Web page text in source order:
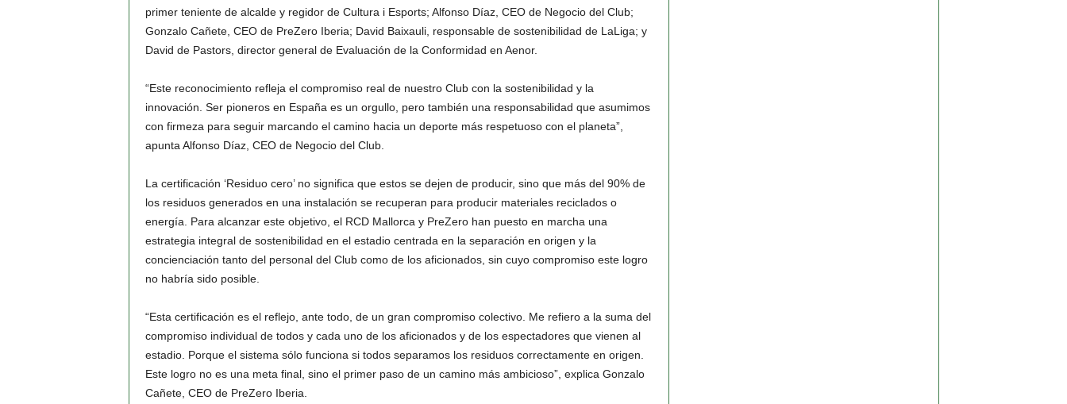
primer teniente de alcalde y regidor de Cultura i Esports; Alfonso Díaz, CEO de Negocio del Club;
Gonzalo Cañete, CEO de PreZero Iberia; David Baixauli, responsable de sostenibilidad de LaLiga; y
David de Pastors, director general de Evaluación de la Conformidad en Aenor.
“Este reconocimiento refleja el compromiso real de nuestro Club con la sostenibilidad y la
innovación. Ser pioneros en España es un orgullo, pero también una responsabilidad que asumimos
con firmeza para seguir marcando el camino hacia un deporte más respetuoso con el planeta”,
apunta Alfonso Díaz, CEO de Negocio del Club.
La certificación ‘Residuo cero’ no significa que estos se dejen de producir, sino que más del 90% de
los residuos generados en una instalación se recuperan para producir materiales reciclados o
energía. Para alcanzar este objetivo, el RCD Mallorca y PreZero han puesto en marcha una
estrategia integral de sostenibilidad en el estadio centrada en la separación en origen y la
concienciación tanto del personal del Club como de los aficionados, sin cuyo compromiso este logro
no habría sido posible.
“Esta certificación es el reflejo, ante todo, de un gran compromiso colectivo. Me refiero a la suma del
compromiso individual de todos y cada uno de los aficionados y de los espectadores que vienen al
estadio. Porque el sistema sólo funciona si todos separamos los residuos correctamente en origen.
Este logro no es una meta final, sino el primer paso de un camino más ambicioso”, explica Gonzalo
Cañete, CEO de PreZero Iberia.